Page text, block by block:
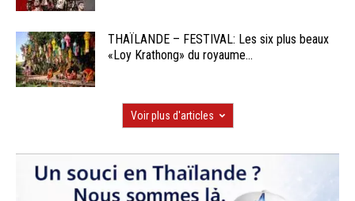
THAÏLANDE – FESTIVAL: Les six plus beaux
«Loy Krathong» du royaume...
Voir plus d'articles